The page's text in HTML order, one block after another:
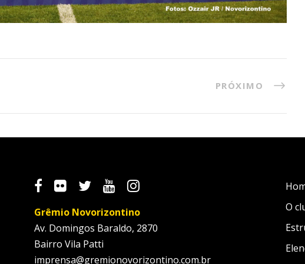
PRÓXIMO
Grêmio Novorizontino
Av. Domingos Baraldo, 2870
Bairro Vila Patti
imprensa@gremionovorizontino.com.br
O